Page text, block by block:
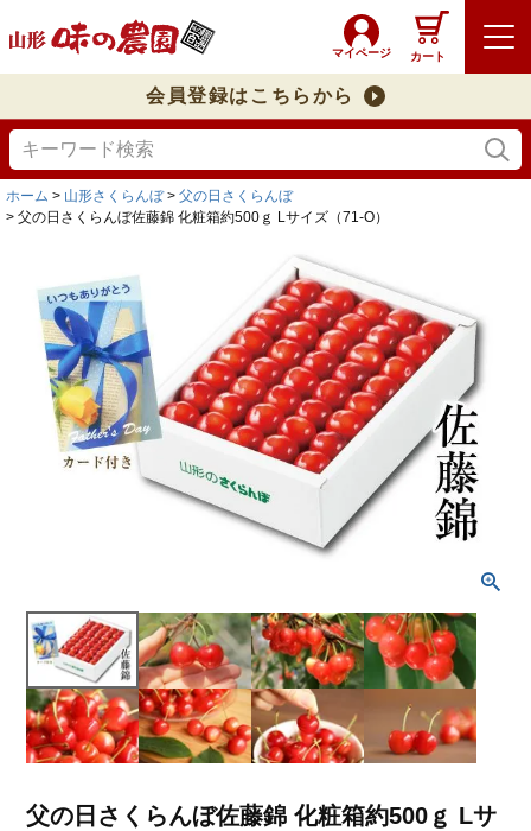
マイページ カート
会員登録はこちらから
ホーム 山形さくらんぼ
父の日さくらんぼ
父の日さくらんぼ佐藤錦 化粧箱約500ｇ Lサイズ（71-O）
父の日さくらんぼ佐藤錦 化粧箱約500ｇ Lサ